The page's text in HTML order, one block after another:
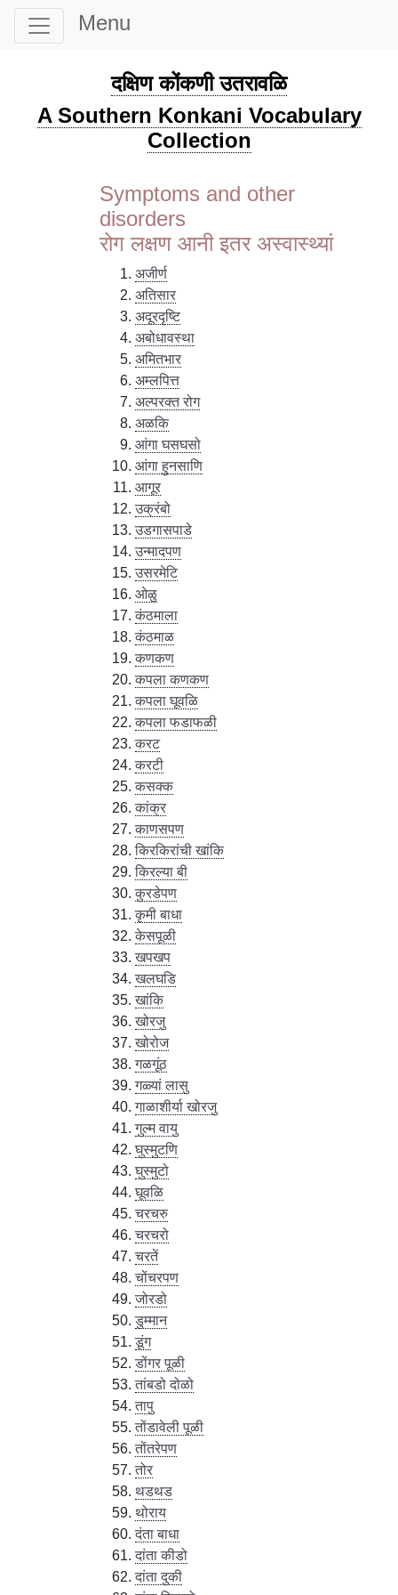
Menu
दक्षिण कोंकणी उतरावळि
A Southern Konkani Vocabulary
Collection
Symptoms and other
disorders
रोग लक्षण आनी इतर अस्वास्थ्यां
अजीर्ण
अतिसार
अदूरदृष्टि
अबोधावस्था
अमितभार
अम्लपित्त
अल्परक्त रोग
अळकि
आंगा घसघसो
आंगा हुनसाणि
आगूर
उक्रंबो
उडगासपाडे
उन्मादपण
उसरमेटि
ओळु
कंठमाला
कंठमाळ
कणकण
कपला कणकण
कपला घूवळि
कपला फडाफळी
करट
करटी
कसक्क
कांक्र
काणसपण
किरकिरांची खांकि
किरल्या बी
कुरडेपण
कृमी बाधा
केसपूळी
खपखप
खलघडि
खांकि
खोरजु
खोरोज
गळगूंठ
गळ्यां लासु
गाळाशीर्या खोरजु
गुल्म वायु
घुस्मुटणि
घुस्मुटो
घूवळि
चरचरु
चरचरो
चरतें
चोंचरपण
जोरडो
डुम्मान
डूंग
डोंगर पूळी
तांबडो दोळो
तापु
तोंडावेली पूळी
तोंतरेपण
तोर
थडथड
थोराय
दंता बाधा
दांता कीडो
दांता दुकी